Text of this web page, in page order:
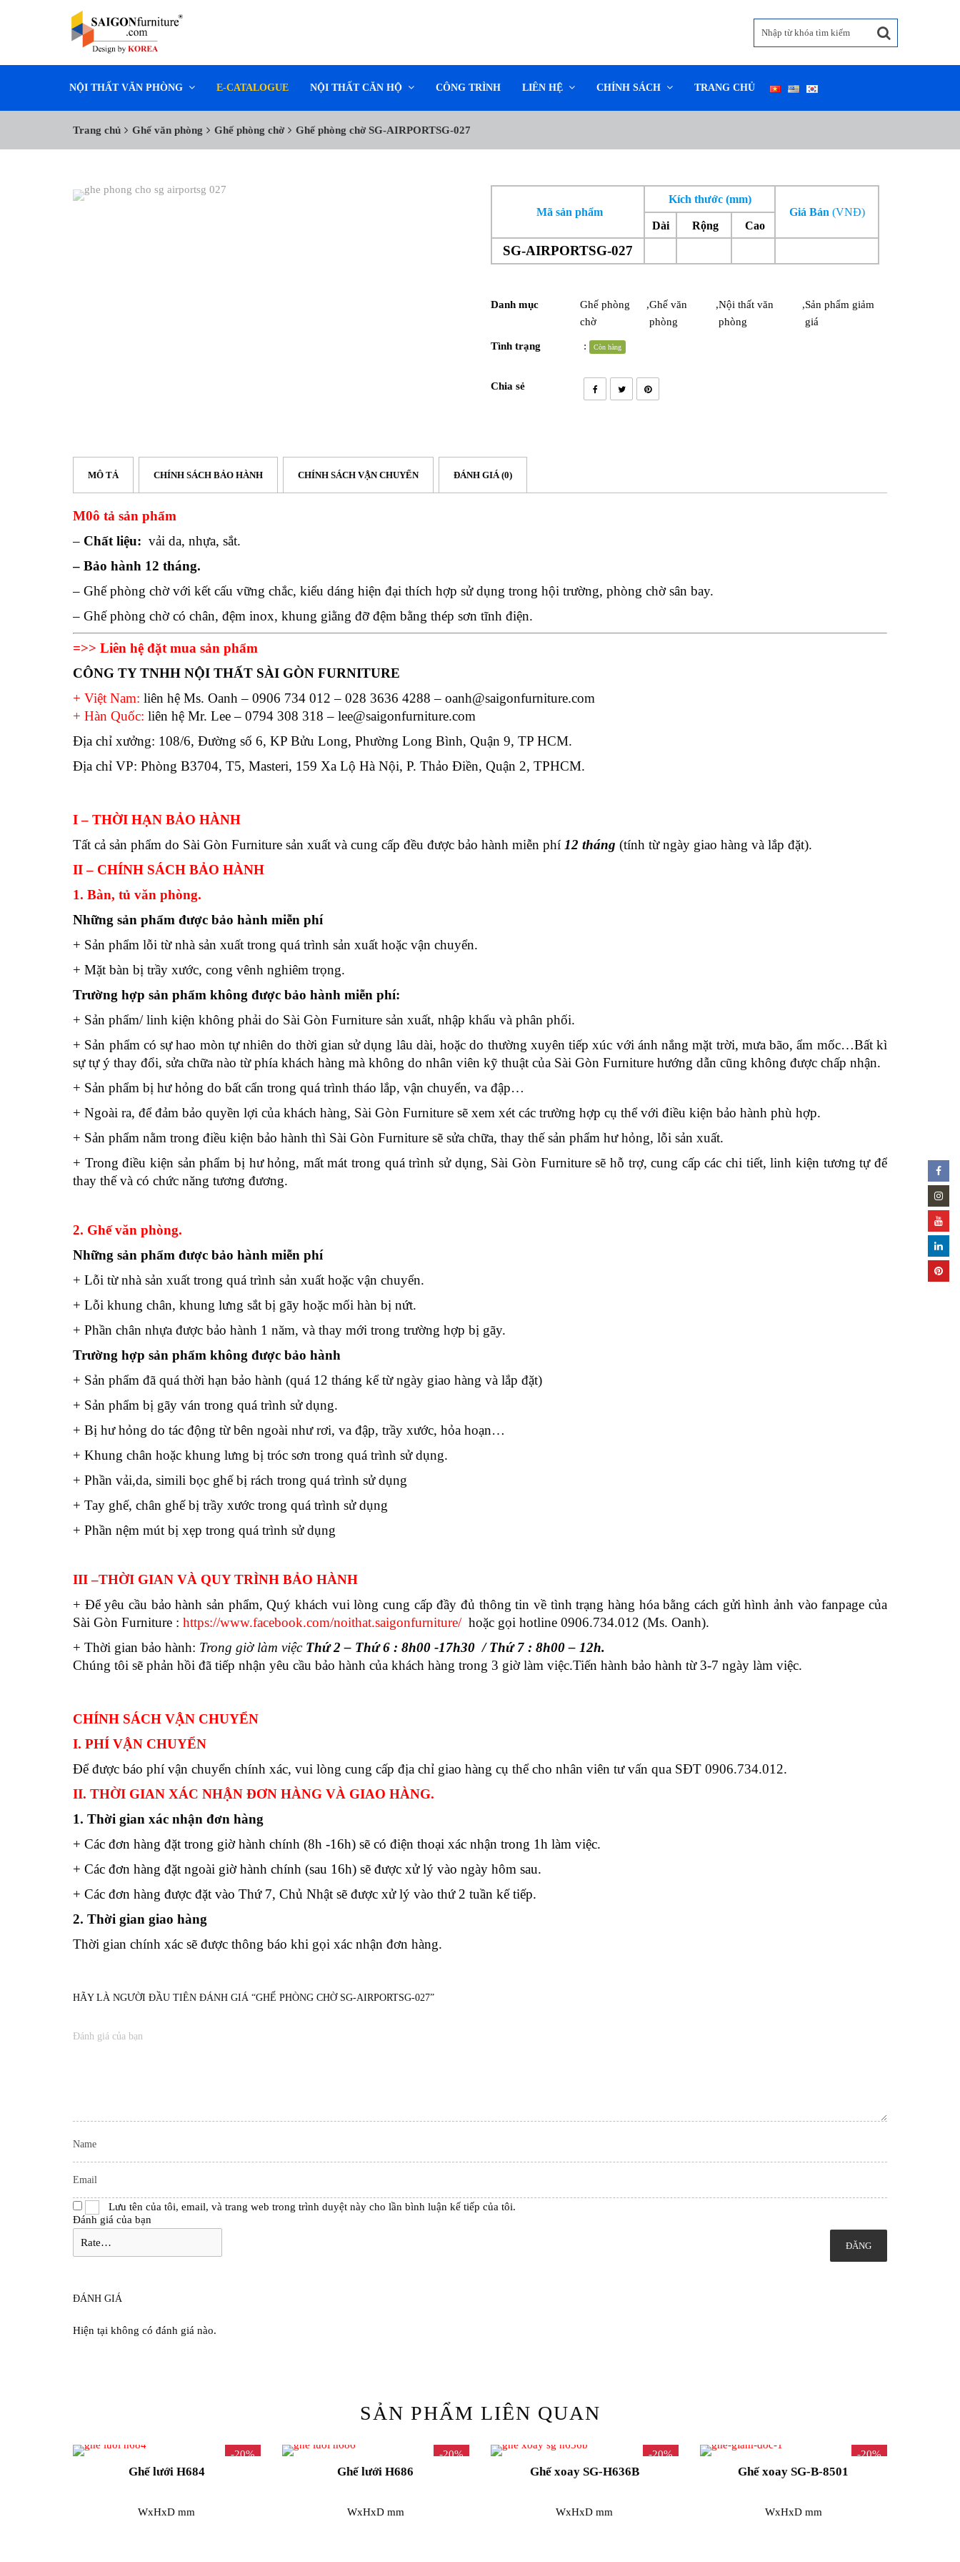
NỘI THẤT VĂN PHÒNG E-CATALOGUE NỘI THẤT CĂN HỘ CÔNG TRÌNH LIÊN HỆ CHÍNH SÁCH TRANG CHỦ
Trang chủ Ghế văn phòng Ghế phòng chờ Ghế phòng chờ SG-AIRPORTSG-027
Mã sản phẩm
Kích thước (mm)
Giá Bán (VNĐ)
Dài
Rộng Cao
SG-AIRPORTSG-027
Danh mục
Ghế phòng
chờ
,Ghế văn
phòng
,Nội thất văn
phòng
,Sản phẩm giảm
giá
Tình trạng
: Còn hàng
Chia sẻ
MÔ TẢ CHÍNH SÁCH BẢO HÀNH CHÍNH SÁCH VẬN CHUYỂN ĐÁNH GIÁ (0)
M0ô tả sản phẩm
– Chất liệu: vải da, nhựa, sắt.
– Bảo hành 12 tháng.
– Ghế phòng chờ với kết cấu vững chắc, kiểu dáng hiện đại thích hợp sử dụng trong hội trường, phòng chờ sân bay.
– Ghế phòng chờ có chân, đệm inox, khung giằng đỡ đệm bằng thép sơn tĩnh điện.
=>> Liên hệ đặt mua sản phẩm
CÔNG TY TNHH NỘI THẤT SÀI GÒN FURNITURE
+ Việt Nam: liên hệ Ms. Oanh – 0906 734 012 – 028 3636 4288 – oanh@saigonfurniture.com
+ Hàn Quốc: liên hệ Mr. Lee – 0794 308 318 – lee@saigonfurniture.com
Địa chỉ xưởng: 108/6, Đường số 6, KP Bửu Long, Phường Long Bình, Quận 9, TP HCM.
Địa chỉ VP: Phòng B3704, T5, Masteri, 159 Xa Lộ Hà Nội, P. Thảo Điền, Quận 2, TPHCM.
I– THỜI HẠN BẢO HÀNH
Tất cả sản phẩm do Sài Gòn Furniture sản xuất và cung cấp đều được bảo hành miễn phí 12 tháng (tính từ ngày giao hàng và lắp đặt).
II– CHÍNH SÁCH BẢO HÀNH
1. Bàn, tủ văn phòng.
Những sản phẩm được bảo hành miễn phí
+ Sản phẩm lỗi từ nhà sản xuất trong quá trình sản xuất hoặc vận chuyển.
+ Mặt bàn bị trầy xước, cong vênh nghiêm trọng.
Trường hợp sản phẩm không được bảo hành miễn phí:
+ Sản phẩm/ linh kiện không phải do Sài Gòn Furniture sản xuất, nhập khẩu và phân phối.
+ Sản phẩm có sự hao mòn tự nhiên do thời gian sử dụng lâu dài, hoặc do thường xuyên tiếp xúc với ánh nắng mặt trời, mưa bão, ẩm mốc…Bất kì
sự tự ý thay đổi, sửa chữa nào từ phía khách hàng mà không do nhân viên kỹ thuật của Sài Gòn Furniture hướng dẫn cũng không được chấp nhận.
+ Sản phẩm bị hư hỏng do bất cẩn trong quá trình tháo lắp, vận chuyển, va đập…
+ Ngoài ra, để đảm bảo quyền lợi của khách hàng, Sài Gòn Furniture sẽ xem xét các trường hợp cụ thể với điều kiện bảo hành phù hợp.
+ Sản phẩm nằm trong điều kiện bảo hành thì Sài Gòn Furniture sẽ sửa chữa, thay thế sản phẩm hư hỏng, lỗi sản xuất.
+ Trong điều kiện sản phẩm bị hư hỏng, mất mát trong quá trình sử dụng, Sài Gòn Furniture sẽ hỗ trợ, cung cấp các chi tiết, linh kiện tương tự để
thay thế và có chức năng tương đương.
2. Ghế văn phòng.
Những sản phẩm được bảo hành miễn phí
+ Lỗi từ nhà sản xuất trong quá trình sản xuất hoặc vận chuyển.
+ Lỗi khung chân, khung lưng sắt bị gãy hoặc mối hàn bị nứt.
+ Phần chân nhựa được bảo hành 1 năm, và thay mới trong trường hợp bị gãy.
Trường hợp sản phẩm không được bảo hành
+ Sản phẩm đã quá thời hạn bảo hành (quá 12 tháng kể từ ngày giao hàng và lắp đặt)
+ Sản phẩm bị gãy ván trong quá trình sử dụng.
+ Bị hư hỏng do tác động từ bên ngoài như rơi, va đập, trầy xước, hỏa hoạn…
+ Khung chân hoặc khung lưng bị tróc sơn trong quá trình sử dụng.
+ Phần vải,da, simili bọc ghế bị rách trong quá trình sử dụng
+ Tay ghế, chân ghế bị trầy xước trong quá trình sử dụng
+ Phần nệm mút bị xẹp trong quá trình sử dụng
III–THỜI GIAN VÀ QUY TRÌNH BẢO HÀNH
+ Để yêu cầu bảo hành sản phẩm, Quý khách vui lòng cung cấp đầy đủ thông tin về tình trạng hàng hóa bằng cách gửi hình ảnh vào fanpage của
Sài Gòn Furniture : https://www.facebook.com/noithat.saigonfurniture/hoặc gọi hotline 0906.734.012 (Ms. Oanh).
+ Thời gian bảo hành: Trong giờ làm việc Thứ 2 – Thứ6 : 8h00 -17h30 / Thứ 7 : 8h00 – 12h.
Chúng tôi sẽ phản hồi đã tiếp nhận yêu cầu bảo hành của khách hàng trong 3 giờ làm việc.Tiến hành bảo hành từ 3-7 ngày làm việc.
CHÍNH SÁCH VẬN CHUYỂN
I. PHÍ VẬN CHUYỂN
Để được báo phí vận chuyển chính xác, vui lòng cung cấp địa chỉ giao hàng cụ thể cho nhân viên tư vấn qua SĐT 0906.734.012.
II. THỜI GIAN XÁC NHẬN ĐƠN HÀNG VÀ GIAO HÀNG.
1. Thời gian xác nhận đơn hàng
+ Các đơn hàng đặt trong giờ hành chính (8h -16h) sẽ có điện thoại xác nhận trong 1h làm việc.
+ Các đơn hàng đặt ngoài giờ hành chính (sau 16h) sẽ được xử lý vào ngày hôm sau.
+ Các đơn hàng được đặt vào Thứ 7, Chủ Nhật sẽ được xử lý vào thứ 2 tuần kế tiếp.
2. Thời gian giao hàng
Thời gian chính xác sẽ được thông báo khi gọi xác nhận đơn hàng.
HÃY LÀ NGƯỜI ĐẦU TIÊN ĐÁNH GIÁ “GHẾ PHÒNG CHỜ SG-AIRPORTSG-027”
Đánh giá của bạn
Lưu tên của tôi, email, và trang web trong trình duyệt này cho lần bình luận kế tiếp của tôi.
ĐÁNH GIÁ
Hiện tại không có đánh giá nào.
SẢN PHẨM LIÊN QUAN
-20%
Ghế lưới H684
WxHxD mm
-20%
Ghế lưới H686
WxHxD mm
-20%
Ghế xoay SG-H636B
WxHxD mm
-20%
Ghế xoay SG-B-8501
WxHxD mm